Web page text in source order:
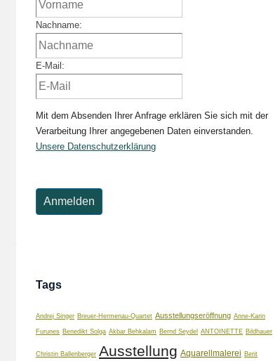
Nachname:
E-Mail:
Mit dem Absenden Ihrer Anfrage erklären Sie sich mit der
Verarbeitung Ihrer angegebenen Daten einverstanden.
Unsere Datenschutzerklärung
Tags
Andrej Singer Breuer-Hermenau-Quartet Ausstellungseröffnung Anne-Karin
Furunes Benedikt Solga Akbar Behkalam Bernd Seydel ANTOINETTE Bildhauer
Christin Ballenberger Ausstellung Aquarellmalerei Berit